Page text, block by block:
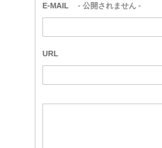
E-MAIL - 公開されません -
URL